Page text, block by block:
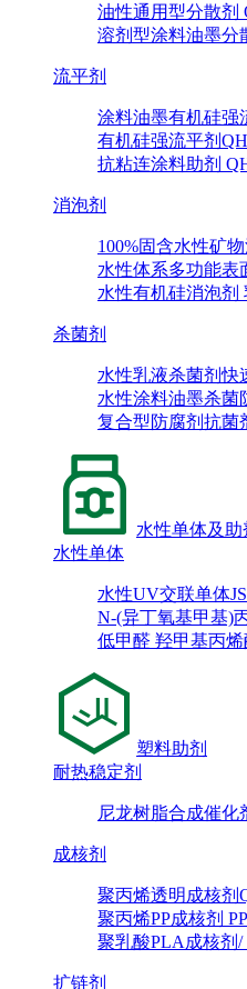
油性通用型分散剂
溶剂型涂料油墨分
流平剂
涂料油墨有机硅强
有机硅强流平剂
抗粘连涂料助剂
消泡剂
100%固含水性矿
水性体系多功能表
水性有机硅消泡剂
杀菌剂
水性乳液杀菌剂快
水性涂料油墨杀菌
复合型防腐剂抗菌
水性单体及助
水性单体
水性UV交联单体
N-(异丁氧基甲基)
低甲醛 羟甲基丙烯
塑料助剂
耐热稳定剂
尼龙树脂合成催化
成核剂
聚丙烯透明成核剂
聚丙烯PP成核剂
聚乳酸PLA成核剂/
扩链剂